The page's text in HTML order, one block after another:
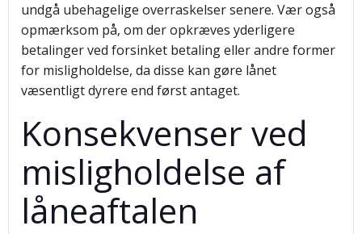
undgå ubehagelige overraskelser senere. Vær også
opmærksom på, om der opkræves yderligere
betalinger ved forsinket betaling eller andre former
for misligholdelse, da disse kan gøre lånet
væsentligt dyrere end først antaget.
Konsekvenser ved
misligholdelse af
låneaftalen